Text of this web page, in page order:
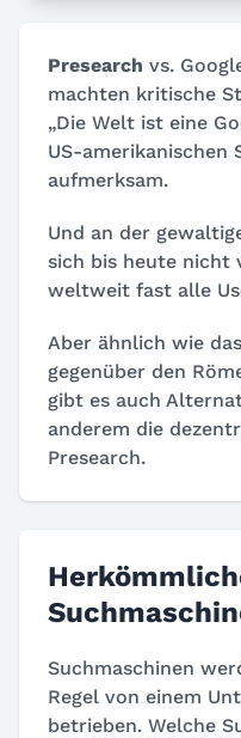
Presearch vs.
machten kritische
„Die Welt ist eine
US-amerikanischen
aufmerksam.
Und an der
sich bis heute nicht
weltweit fast alle
Aber ähnlich wie
gegenüber den
gibt es auch
anderem die
Presearch.
Suchmaschinen
Regel von einem
betrieben. Welche